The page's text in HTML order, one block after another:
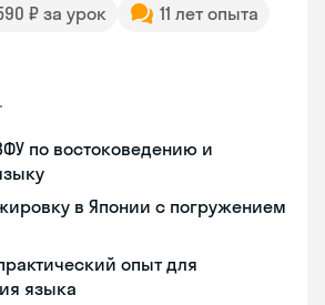
₽ за урок
11 лет опыта
по востоковедению и
в Японии с погружением
опыт для
языка